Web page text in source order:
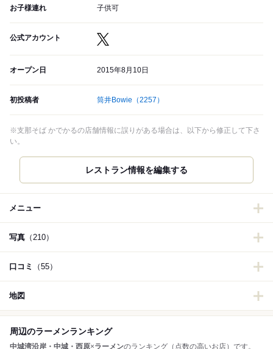
お子様連れ 子供可
公式アカウント
オープン日 2015年8月10日
初投稿者 筒井Bowie （2257）
※支那そば かでかるの店舗情報に誤りがある場合は、以下から修正して下さ
い。
メニュー
写真 （210）
口コミ （55）
地図
周辺のラーメンランキング
中城湾沿岸・中城・西原×ラーメンのランキング（点数の高いお店）です。